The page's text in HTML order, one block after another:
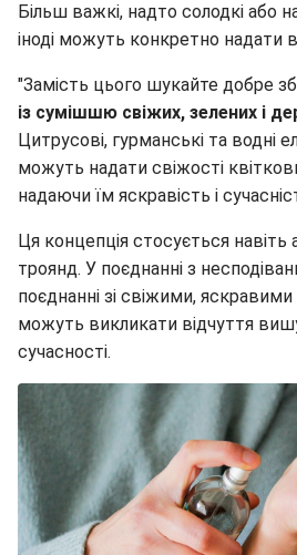
Більш важкі, надто солодкі або
іноді можуть конкретно надати
"Замість цього шукайте добре
із сумішшю свіжих, зелених і
Цитрусові, гурманські та водні
можуть надати свіжості
надаючи їм яскравість і
Ця концепція стосується навіть
троянд. У поєднанні з
поєднанні зі свіжими,
можуть викликати відчуття
сучасності.